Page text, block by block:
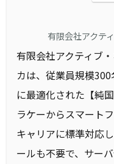
有限会社アクテ
有限会社アクティブ
カは、従業員規模
に最適化された【純
ラケーからスマート
キャリアに標準対応
ールも不要で、サー